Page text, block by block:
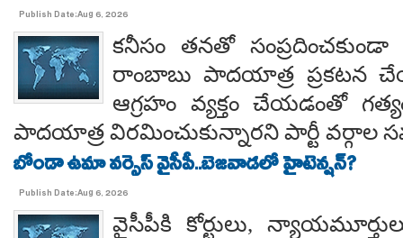
Publish Date:Aug 6, 2026
కనీసం తనతో సంప్రదించకుండా
రాంబాబు పాదయాత్ర ప్రకటన
ఆగ్రహం వ్యక్తం చేయడంతో
పాదయాత్ర విరమించుకున్నారని పార్టీ వర్గాల
బోండా ఉమా వర్సెస్ వైసీపీ..బెజవాడలో హైటెన్షన్?
Publish Date:Aug 6, 2026
వైసీపీకి కోర్టులు,